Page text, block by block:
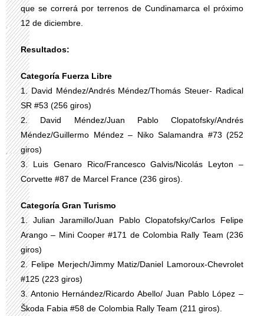
que se correrá por terrenos de Cundinamarca el próximo
12 de diciembre.
Resultados:
Categoría Fuerza Libre
1. David Méndez/Andrés Méndez/Thomás Steuer- Radical
SR #53 (256 giros)
2. David Méndez/Juan Pablo Clopatofsky/Andrés
Méndez/Guillermo Méndez – Niko Salamandra #73 (252
giros)
3. Luis Genaro Rico/Francesco Galvis/Nicolás Leyton –
Corvette #87 de Marcel France (236 giros).
Categoría Gran Turismo
1. Julian Jaramillo/Juan Pablo Clopatofsky/Carlos Felipe
Arango – Mini Cooper #171 de Colombia Rally Team (236
giros)
2. Felipe Merjech/Jimmy Matiz/Daniel Lamoroux-Chevrolet
#125 (223 giros)
3. Antonio Hernández/Ricardo Abello/ Juan Pablo López –
Škoda Fabia #58 de Colombia Rally Team (211 giros).